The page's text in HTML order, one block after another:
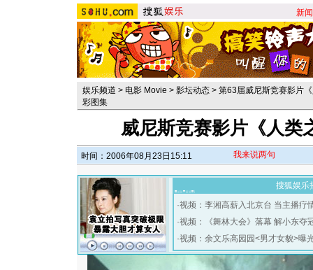
新闻
娱乐频道 > 电影 Movie > 影坛动态 > 第63届威尼斯竞赛影片
彩图集
威尼斯竞赛影片《人类
时间：2006年08月23日15:11 我来说两句
搜狐娱乐
·视频：李湘高薪入北京台 当主播疗
·视频：《舞林大会》落幕 解小东夺
·视频：余文乐高园园<男才女貌>曝